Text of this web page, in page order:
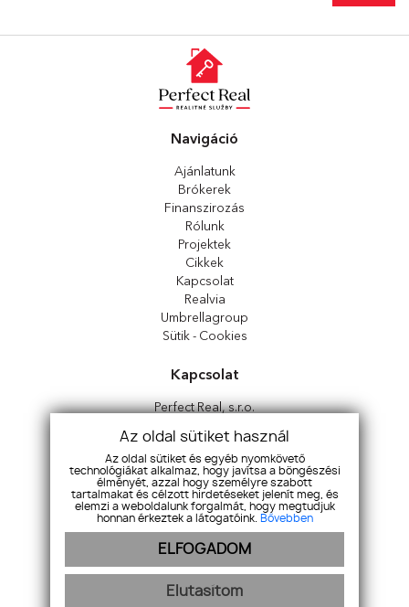
Navigáció
Ajánlatunk
Brókerek
Finanszirozás
Rólunk
Projektek
Cikkek
Kapcsolat
Realvia
Umbrellagroup
Sütik - Cookies
Kapcsolat
Perfect Real, s.r.o.
Szlovákia
+421 917 997 674| office@perfect-real.sk
facebook| instagram
Az oldal sütiket használ
Az oldal sütiket és egyéb nyomkövető
technológiákat alkalmaz, hogy javítsa a böngészési
élményét, azzal hogy személyre szabott
tartalmakat és célzott hirdetéseket jelenít meg, és
elemzi a weboldalunk forgalmát, hogy megtudjuk
honnan érkeztek a látogatóink. Bővebben
ELFOGADOM
Elutasítom